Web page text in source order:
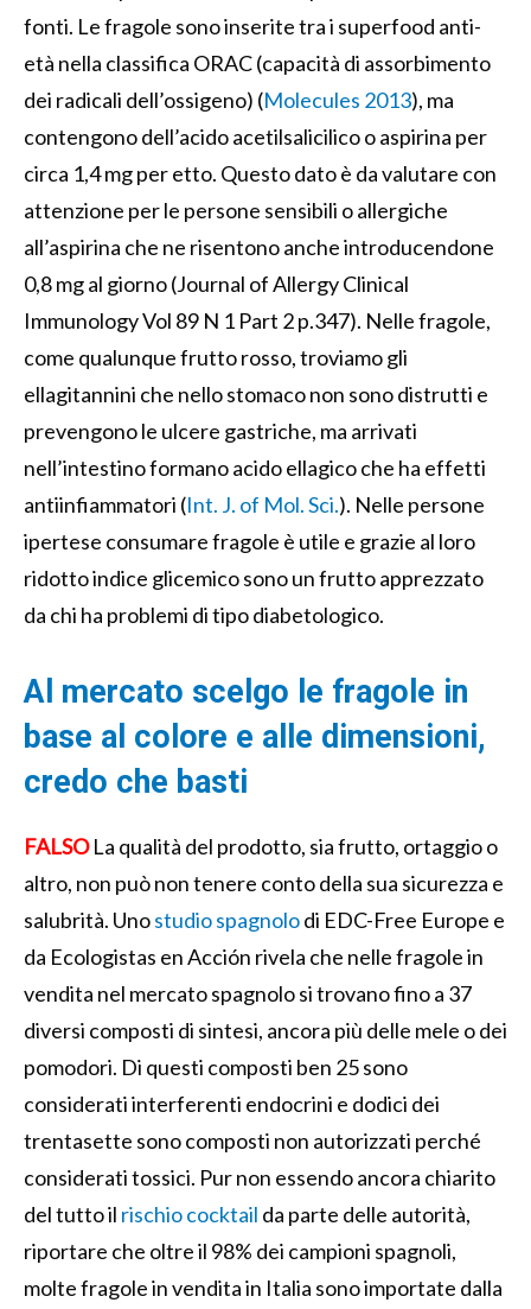
fonti. Le fragole sono inserite tra i superfood anti-
età nella classifica ORAC (capacità di assorbimento
dei radicali dell’ossigeno) (Molecules 2013), ma
contengono dell’acido acetilsalicilico o aspirina per
circa 1,4 mg per etto. Questo dato è da valutare con
attenzione per le persone sensibili o allergiche
all’aspirina che ne risentono anche introducendone
0,8 mg al giorno (Journal of Allergy Clinical
Immunology Vol 89 N 1 Part 2 p.347). Nelle fragole,
come qualunque frutto rosso, troviamo gli
ellagitannini che nello stomaco non sono distrutti e
prevengono le ulcere gastriche, ma arrivati
nell’intestino formano acido ellagico che ha effetti
antiinfiammatori (Int. J. of Mol. Sci.). Nelle persone
ipertese consumare fragole è utile e grazie al loro
ridotto indice glicemico sono un frutto apprezzato
da chi ha problemi di tipo diabetologico.
Al mercato scelgo le fragole in
base al colore e alle dimensioni,
credo che basti
FALSOLa qualità del prodotto, sia frutto, ortaggio o
altro, non può non tenere conto della sua sicurezza e
salubrità. Unostudio spagnolodi EDC-Free Europe e
da Ecologistas en Acción rivela che nelle fragole in
vendita nel mercato spagnolo si trovano fino a 37
diversi composti di sintesi, ancora più delle mele o dei
pomodori. Di questi composti ben 25 sono
considerati interferenti endocrini e dodici dei
trentasette sono composti non autorizzati perché
considerati tossici. Pur non essendo ancora chiarito
del tutto il rischio cocktail da parte delle autorità,
riportare che oltre il 98% dei campioni spagnoli,
molte fragole in vendita in Italia sono importate dalla